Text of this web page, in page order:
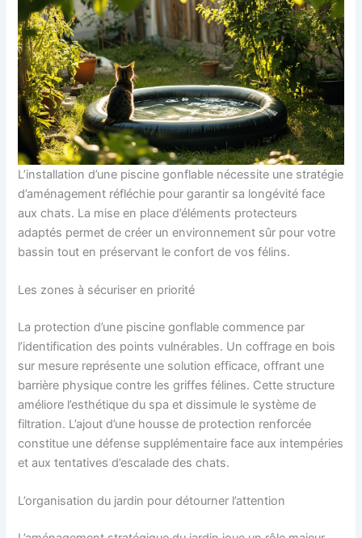
L’installation d’une piscine gonflable nécessite une stratégie
d’aménagement réfléchie pour garantir sa longévité face
aux chats. La mise en place d’éléments protecteurs
adaptés permet de créer un environnement sûr pour votre
bassin tout en préservant le confort de vos félins.
Les zones à sécuriser en priorité
La protection d’une piscine gonflable commence par
l’identification des points vulnérables. Un coffrage en bois
sur mesure représente une solution efficace, offrant une
barrière physique contre les griffes félines. Cette structure
améliore l’esthétique du spa et dissimule le système de
filtration. L’ajout d’une housse de protection renforcée
constitue une défense supplémentaire face aux intempéries
et aux tentatives d’escalade des chats.
L’organisation du jardin pour détourner l’attention